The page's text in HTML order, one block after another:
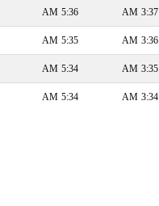
3:37 AM
5:36 AM
3:36 AM
5:35 AM
3:35 AM
5:34 AM
3:34 AM
5:34 AM